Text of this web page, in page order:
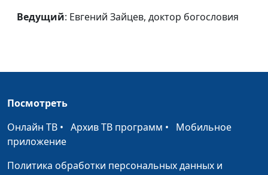
Получение Святого
Возрождение и
Святой Дух
священнослужитель
Формула успеха
священнослужитель
Ведущий: Евгений Зайцев, доктор богословия
Посмотреть
Онлайн ТВ • Архив ТВ программ • Мобильное
приложение
Политика обработки персональных данных и